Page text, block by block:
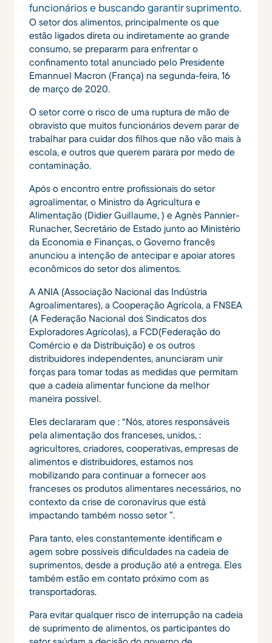
funcionários e buscando garantir suprimento.
O setor dos alimentos, principalmente os que
estão ligados direta ou indiretamente ao grande
consumo, se prepararm para enfrentar o
confinamento total anunciado pelo Presidente
Emannuel Macron (França) na segunda-feira, 16
de março de 2020.
O setor corre o risco de uma ruptura de mão de
obravisto que muitos funcionários devem parar de
trabalhar para cuidar dos filhos que não vão mais à
escola, e outros que querem parara por medo de
contaminação.
Após o encontro entre profissionais do setor
agroalimentar, o Ministro da Agricultura e
Alimentação (Didier Guillaume, ) e Agnès Pannier-
Runacher, Secretário de Estado junto ao Ministério
da Economia e Finanças, o Governo francês
anunciou a intenção de antecipar e apoiar atores
econômicos do setor dos alimentos.
A ANIA (Associação Nacional das Indústria
Agroalimentares), a Cooperação Agrícola, a FNSEA
(A Federação Nacional dos Sindicatos dos
Exploradores Agrícolas), a FCD(Federação do
Comércio e da Distribuição) e os outros
distribuidores independentes, anunciaram unir
forças para tomar todas as medidas que permitam
que a cadeia alimentar funcione da melhor
maneira possível.
Eles declararam que : “Nós, atores responsáveis
pela alimentação dos franceses, unidos, :
agricultores, criadores, cooperativas, empresas de
alimentos e distribuidores, estamos nos
mobilizando para continuar a fornecer aos
franceses os produtos alimentares necessários, no
contexto da crise de coronavírus que está
impactando também nosso setor ”.
Para tanto, eles constantemente identificam e
agem sobre possíveis dificuldades na cadeia de
suprimentos, desde a produção até a entrega. Eles
também estão em contato próximo com as
transportadoras.
Para evitar qualquer risco de interrupção na cadeia
de suprimento de alimentos, os participantes do